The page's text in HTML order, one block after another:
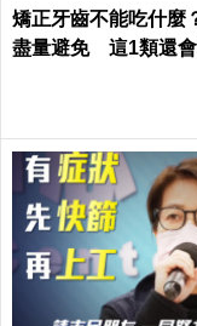
矯正牙齒不能吃什麼
盡量避免 這1類還